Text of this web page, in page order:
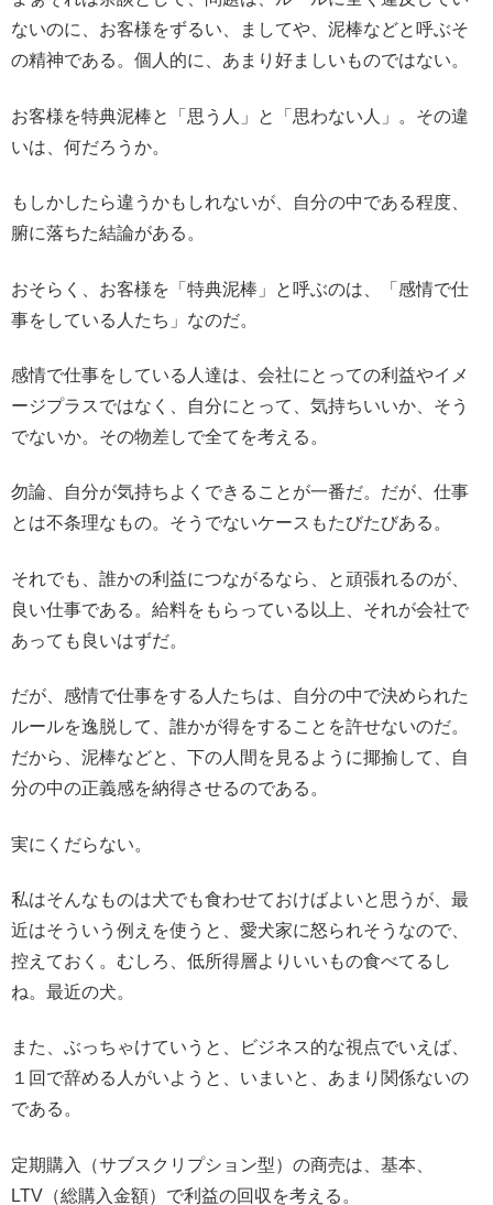
ないのに、お客様をずるい、ましてや、泥棒などと呼ぶそ
の精神である。個人的に、あまり好ましいものではない。
お客様を特典泥棒と「思う人」と「思わない人」。その違
いは、何だろうか。
もしかしたら違うかもしれないが、自分の中である程度、
腑に落ちた結論がある。
おそらく、お客様を「特典泥棒」と呼ぶのは、「感情で仕
事をしている人たち」なのだ。
感情で仕事をしている人達は、会社にとっての利益やイメ
ージプラスではなく、自分にとって、気持ちいいか、そう
でないか。その物差しで全てを考える。
勿論、自分が気持ちよくできることが一番だ。だが、仕事
とは不条理なもの。そうでないケースもたびたびある。
それでも、誰かの利益につながるなら、と頑張れるのが、
良い仕事である。給料をもらっている以上、それが会社で
あっても良いはずだ。
だが、感情で仕事をする人たちは、自分の中で決められた
ルールを逸脱して、誰かが得をすることを許せないのだ。
だから、泥棒などと、下の人間を見るように揶揄して、自
分の中の正義感を納得させるのである。
実にくだらない。
私はそんなものは犬でも食わせておけばよいと思うが、最
近はそういう例えを使うと、愛犬家に怒られそうなので、
控えておく。むしろ、低所得層よりいいもの食べてるし
ね。最近の犬。
また、ぶっちゃけていうと、ビジネス的な視点でいえば、
１回で辞める人がいようと、いまいと、あまり関係ないの
である。
定期購入（サブスクリプション型）の商売は、基本、
LTV（総購入金額）で利益の回収を考える。